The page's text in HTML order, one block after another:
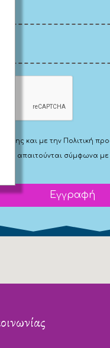
και με την Πολιτική
που απαιτούνται σύμφωνα με
Εγγραφή